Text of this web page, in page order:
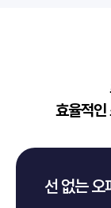
효율적인
선 없는 오